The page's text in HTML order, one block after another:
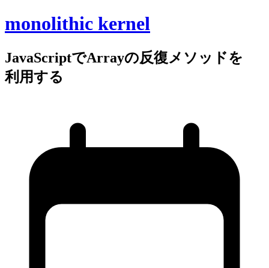
monolithic kernel
JavaScriptでArrayの反復メソッドを
利用する